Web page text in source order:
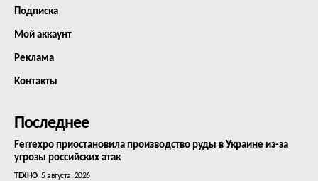
Подписка
Мой аккаунт
Реклама
Контакты
Последнее
Ferrexpo приостановила производство руды в Украине из-за
угрозы российских атак
ТЕХНО 5 августа, 2026